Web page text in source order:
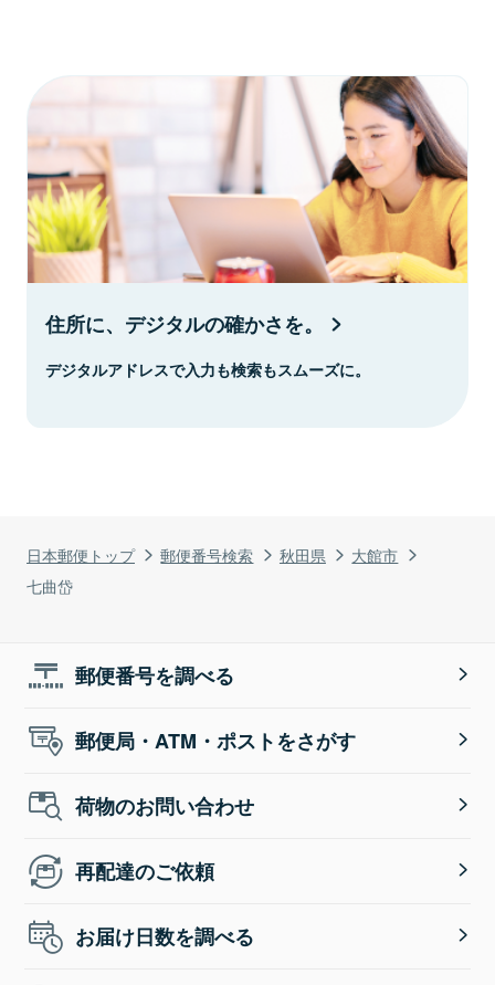
日本郵便トップ 郵便番号検索 秋田県
大館市
七曲岱
住所に、デジタルの確かさを。
デジタルアドレスで入力も検索もスムーズに。
郵便番号を調べる
郵便局・ATM・ポストをさがす
荷物のお問い合わせ
再配達のご依頼
お届け日数を調べる